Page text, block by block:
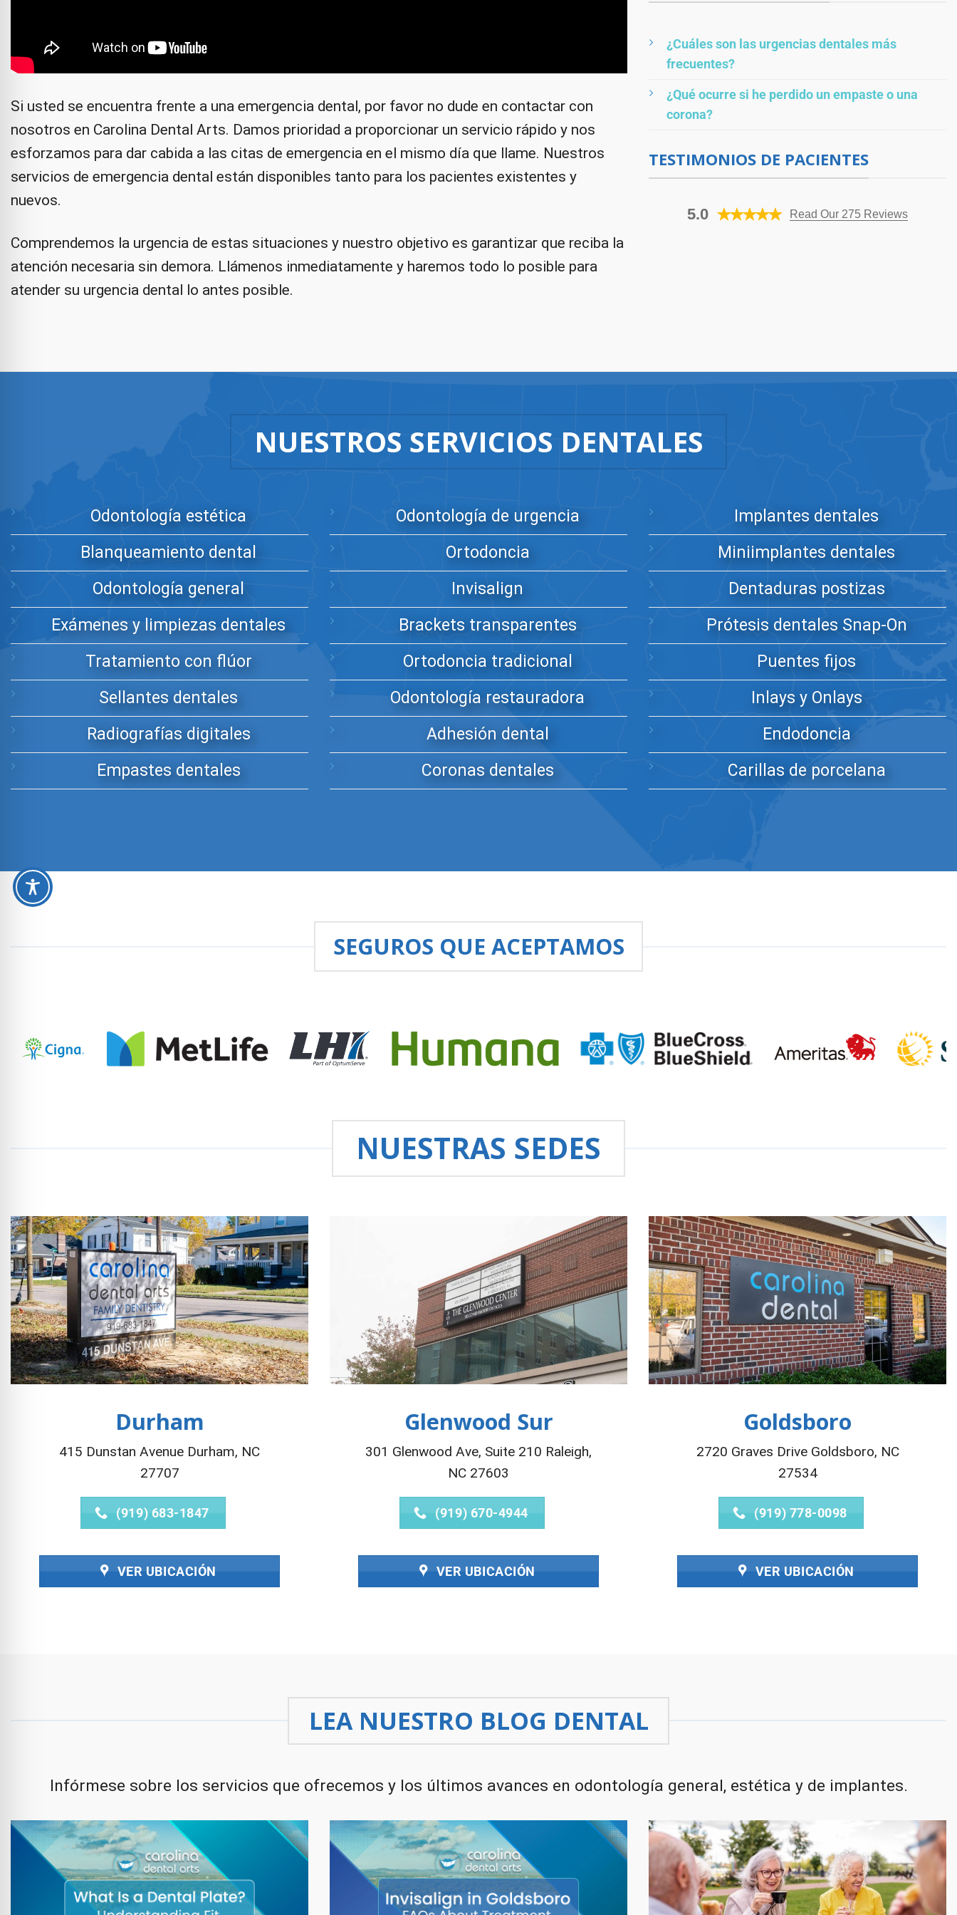
Si usted se encuentra frente a una emergencia dental, por favor no dude en contactar con
nosotros en Carolina Dental Arts. Damos prioridad a proporcionar un servicio rápido y nos
esforzamos para dar cabida a las citas de emergencia en el mismo día que llame. Nuestros
servicios de emergencia dental están disponibles tanto para los pacientes existentes y
nuevos.
Comprendemos la urgencia de estas situaciones y nuestro objetivo es garantizar que reciba la
atención necesaria sin demora. Llámenos inmediatamente y haremos todo lo posible para
atender su urgencia dental lo antes posible.
¿Cuáles son las urgencias dentales más
frecuentes?
¿Qué ocurre si he perdido un empaste o una
corona?
TESTIMONIOS DE PACIENTES
5.0 Read Our 275 Reviews
NUESTROS SERVICIOS DENTALES
Odontología estética
Blanqueamiento dental
Odontología general
Exámenes y limpiezas dentales
Tratamiento con flúor
Sellantes dentales
Radiografías digitales
Empastes dentales
Odontología de urgencia
Ortodoncia
Invisalign
Brackets transparentes
Ortodoncia tradicional
Odontología restauradora
Adhesión dental
Coronas dentales
Implantes dentales
Miniimplantes dentales
Dentaduras postizas
Prótesis dentales Snap-On
Puentes fijos
Inlays y Onlays
Endodoncia
Carillas de porcelana
SEGUROS QUE ACEPTAMOS
NUESTRAS SEDES
Durham
415 Dunstan Avenue Durham, NC
27707
(919) 683-1847
VER UBICACIÓN
Glenwood Sur
301 Glenwood Ave, Suite 210 Raleigh,
NC 27603
(919) 670-4944
VER UBICACIÓN
Goldsboro
2720 Graves Drive Goldsboro, NC
27534
(919) 778-0098
VER UBICACIÓN
LEA NUESTRO BLOG DENTAL
Infórmese sobre los servicios que ofrecemos y los últimos avances en odontología general, estética y de implantes.